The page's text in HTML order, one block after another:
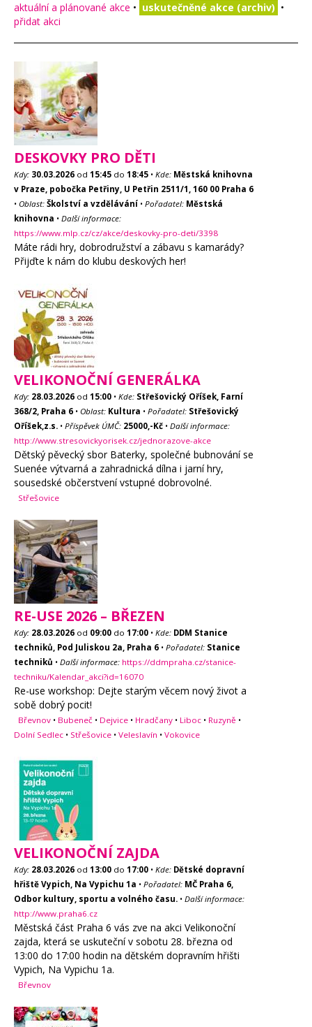
aktuální a plánované akce • uskutečněné akce (archiv) •
přidat akci
DESKOVKY PRO DĚTI
Kdy: 30.03.2026 od 15:45 do 18:45 • Kde: Městská knihovna
v Praze, pobočka Petřiny, U Petřin 2511/1, 160 00 Praha 6
• Oblast: Školství a vzdělávání • Pořadatel: Městská
knihovna • Další informace:
https://www.mlp.cz/cz/akce/deskovky-pro-deti/3398
Máte rádi hry, dobrodružství a zábavu s kamarády?
Přijďte k nám do klubu deskových her!
VELIKONOČNÍ GENERÁLKA
Kdy: 28.03.2026 od 15:00 • Kde: Střešovický Oříšek, Farní
368/2, Praha 6 • Oblast: Kultura • Pořadatel: Střešovický
Oříšek,z.s. • Příspěvek ÚMČ: 25000,-Kč • Další informace:
http://www.stresovickyorisek.cz/jednorazove-akce
Dětský pěvecký sbor Baterky, společné bubnování se
Suenée výtvarná a zahradnická dílna i jarní hry,
sousedské občerstvení vstupné dobrovolné.
Střešovice
RE-USE 2026 – BŘEZEN
Kdy: 28.03.2026 od 09:00 do 17:00 • Kde: DDM Stanice
techniků, Pod Juliskou 2a, Praha 6 • Pořadatel: Stanice
techniků • Další informace: https://ddmpraha.cz/stanice-
techniku/Kalendar_akci?id=16070
Re-use workshop: Dejte starým věcem nový život a
sobě dobrý pocit!
Břevnov • Bubeneč • Dejvice • Hradčany • Liboc • Ruzyně •
Dolní Sedlec • Střešovice • Veleslavín • Vokovice
VELIKONOČNÍ ZAJDA
Kdy: 28.03.2026 od 13:00 do 17:00 • Kde: Dětské dopravní
hřiště Vypich, Na Vypichu 1a • Pořadatel: MČ Praha 6,
Odbor kultury, sportu a volného času. • Další informace:
http://www.praha6.cz
Městská část Praha 6 vás zve na akci Velikonoční
zajda, která se uskuteční v sobotu 28. března od
13:00 do 17:00 hodin na dětském dopravním hřišti
Vypich, Na Vypichu 1a.
Břevnov